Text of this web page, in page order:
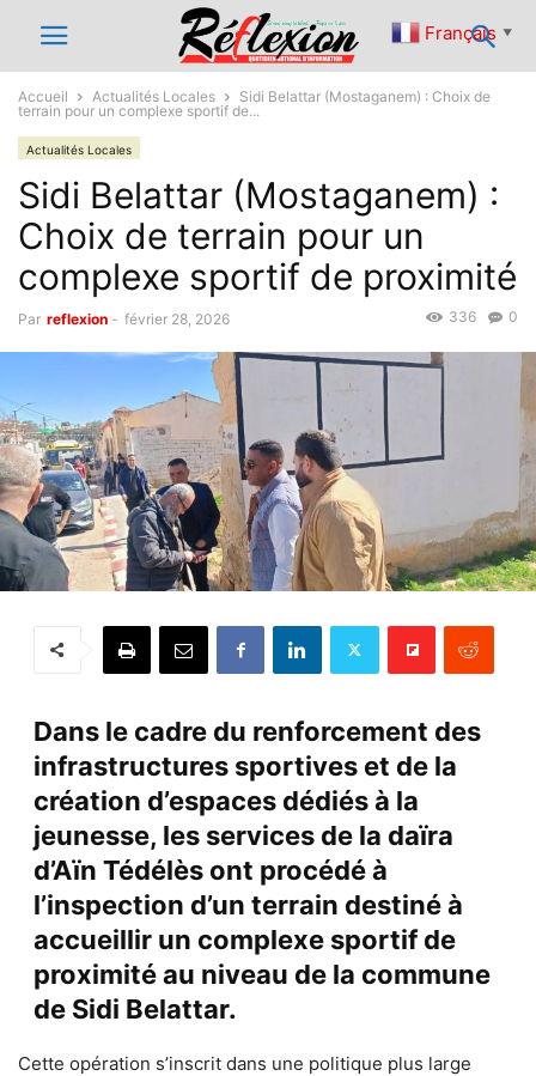
Accueil Actualités Locales
Sidi Belattar (Mostaganem) : Choix de
terrain pour un complexe sportif de...
Actualités Locales
Sidi Belattar (Mostaganem) :
Choix de terrain pour un
complexe sportif de proximité
Par reflexion - février 28, 2026 0
336
Dans le cadre du renforcement des
infrastructures sportives et de la
création d’espaces dédiés à la
jeunesse, les services de la daïra
d’Aïn Tédélès ont procédé à
l’inspection d’un terrain destiné à
accueillir un complexe sportif de
proximité au niveau de la commune
de Sidi Belattar.
Cette opération s’inscrit dans une politique plus large
Français ▼